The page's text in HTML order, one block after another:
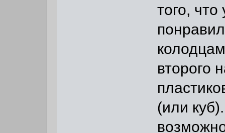
того,
второго
(или